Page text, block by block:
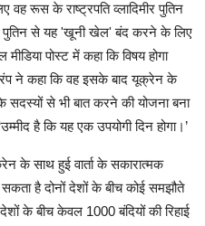
वह रूस के राष्ट्रपति व्लादिमीर पुतिन
पुतिन से यह 'खूनी खेल' बंद करने के लिए
पोस्ट में कहा कि विषय होगा
ने कहा कि वह इसके बाद यूक्रेन के
सदस्यों से भी बात करने की योजना बना
है कि यह एक उपयोगी दिन होगा।’
के साथ हुई वार्ता के सकारात्मक
है दोनों देशों के बीच कोई समझौते
देशों के बीच केवल 1000 बंदियों की रिहाई